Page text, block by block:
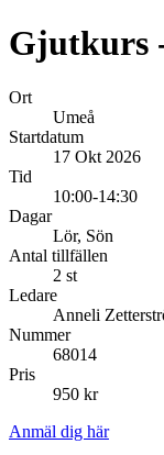
Gjutkurs
Ort
Umeå
Startdatum
17 Okt 2026
Tid
10:00-14:30
Dagar
Lör, Sön
Antal tillfällen
2 st
Ledare
Anneli
Nummer
68014
Pris
950 kr
Anmäl dig här